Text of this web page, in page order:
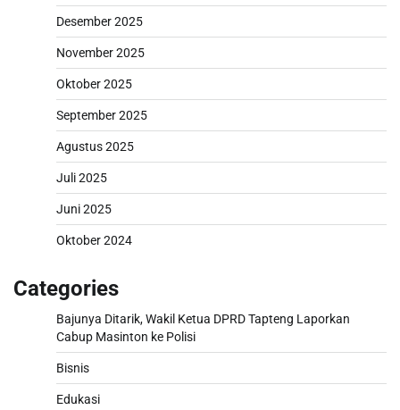
Desember 2025
November 2025
Oktober 2025
September 2025
Agustus 2025
Juli 2025
Juni 2025
Oktober 2024
Categories
Bajunya Ditarik, Wakil Ketua DPRD Tapteng Laporkan
Cabup Masinton ke Polisi
Bisnis
Edukasi